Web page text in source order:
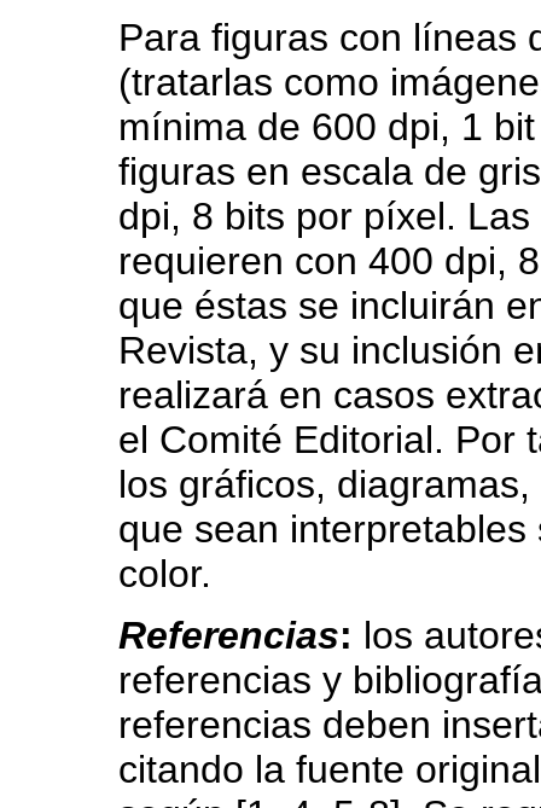
Para figuras con líneas
(tratarlas como
mínima de 600 dpi, 1
figuras en escala de
dpi, 8 bits por píxel.
requieren con 400 dpi,
que éstas se incluirán
Revista, y su inclusión
realizará en casos
el Comité Editorial. Por
los gráficos,
que sean
color.
Referencias: los
referencias y
referencias deben
citando la fuente